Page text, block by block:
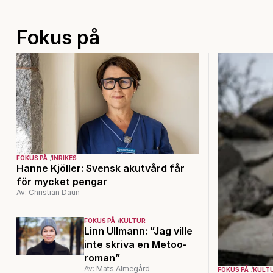
Fokus på
FOKUS PÅ INRIKES
Hanne Kjöller: Svensk akutvård får
för mycket pengar
Av: Christian Daun
FOKUS PÅ KULTUR
Linn Ullmann: ”Jag ville
inte skriva en Metoo-
roman”
Av: Mats Almegård FOKUS PÅ